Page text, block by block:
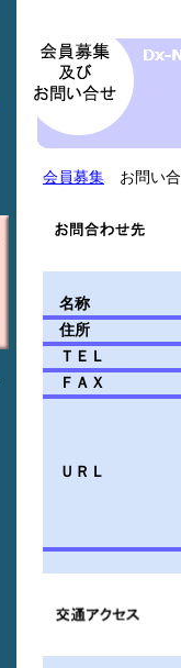
会員募集 お問い
名称
住所
ＴＥＬ
ＦＡＸ
ＵＲＬ